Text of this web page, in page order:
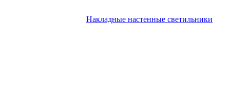
Накладные настенные светильники